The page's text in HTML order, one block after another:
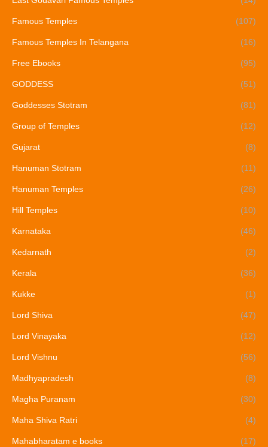
Famous Temples (107)
Famous Temples In Telangana (16)
Free Ebooks (95)
GODDESS (51)
Goddesses Stotram (81)
Group of Temples (12)
Gujarat (8)
Hanuman Stotram (11)
Hanuman Temples (26)
Hill Temples (10)
Karnataka (46)
Kedarnath (2)
Kerala (36)
Kukke (1)
Lord Shiva (47)
Lord Vinayaka (12)
Lord Vishnu (56)
Madhyapradesh (8)
Magha Puranam (30)
Maha Shiva Ratri (4)
Mahabharatam e books (17)